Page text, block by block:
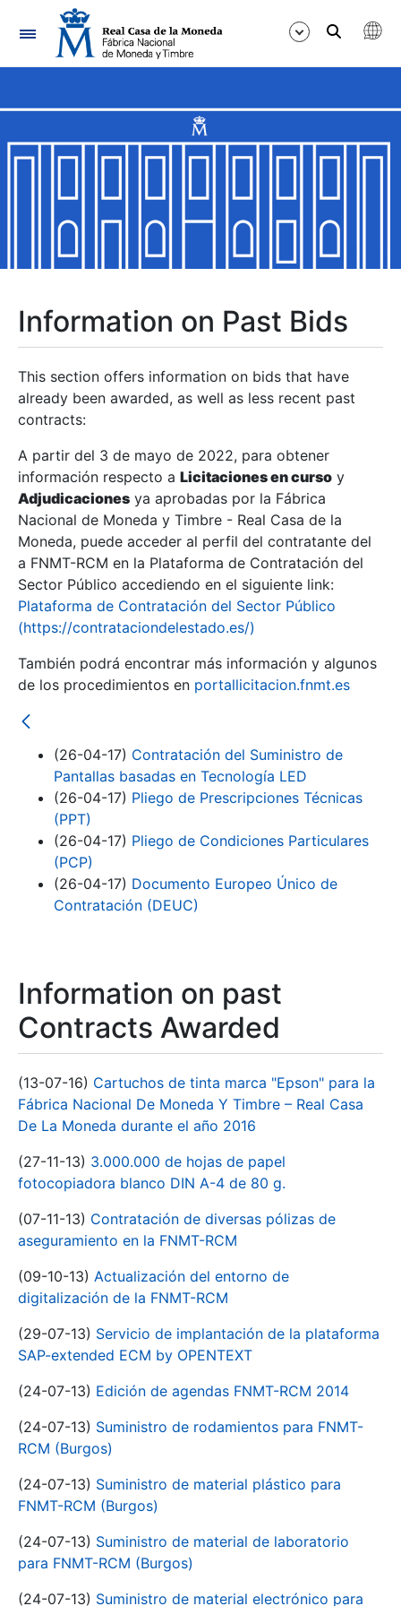
Navigation
Show/Hide
Show/Hide
Show/Hide
Show/Hide
Show/Hide
Show/Hide
Information on Past Bids
This section offers information on bids that have
already been awarded, as well as less recent past
contracts:
A partir del 3 de mayo de 2022, para obtener
información respecto a Licitaciones en curso y
Adjudicaciones ya aprobadas por la Fábrica
Nacional de Moneda y Timbre - Real Casa de la
Moneda, puede acceder al perfil del contratante del
a FNMT-RCM en la Plataforma de Contratación del
Sector Público accediendo en el siguiente link:
Plataforma de Contratación del Sector Público
(https://contrataciondelestado.es/)
También podrá encontrar más información y algunos
de los procedimientos en portallicitacion.fnmt.es
(26-04-17) Contratación del Suministro de
Pantallas basadas en Tecnología LED
(26-04-17) Pliego de Prescripciones Técnicas
(PPT)
(26-04-17) Pliego de Condiciones Particulares
(PCP)
(26-04-17) Documento Europeo Único de
Contratación (DEUC)
Information on past
Contracts Awarded
(13-07-16) Cartuchos de tinta marca "Epson" para la
Fábrica Nacional De Moneda Y Timbre – Real Casa
De La Moneda durante el año 2016
(27-11-13) 3.000.000 de hojas de papel
fotocopiadora blanco DIN A-4 de 80 g.
(07-11-13) Contratación de diversas pólizas de
aseguramiento en la FNMT-RCM
(09-10-13) Actualización del entorno de
digitalización de la FNMT-RCM
(29-07-13) Servicio de implantación de la plataforma
SAP-extended ECM by OPENTEXT
(24-07-13) Edición de agendas FNMT-RCM 2014
(24-07-13) Suministro de rodamientos para FNMT-
RCM (Burgos)
(24-07-13) Suministro de material plástico para
FNMT-RCM (Burgos)
(24-07-13) Suministro de material de laboratorio
para FNMT-RCM (Burgos)
(24-07-13) Suministro de material electrónico para